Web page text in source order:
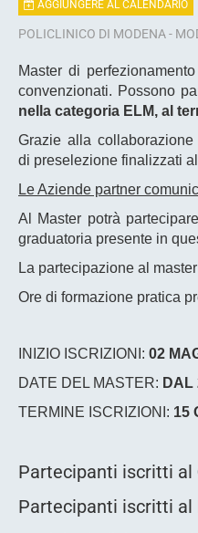
AGGIUNGERE AL CALENDARIO
POLICLINICO DI MODENA -
Master di
convenzionati. Possono
nella categoria ELM, al
Grazie alla
di preselezione finalizzati
Le Aziende partner
Al Master potrà partecipare
graduatoria presente in
La partecipazione al
Ore di formazione pratica
INIZIO ISCRIZIONI: 02
DATE DEL MASTER: DAL
TERMINE ISCRIZIONI: 15
Partecipanti iscritti al
Partecipanti iscritti al